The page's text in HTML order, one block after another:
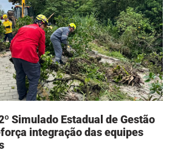
Simulado Estadual de Gestão
integração das equipes